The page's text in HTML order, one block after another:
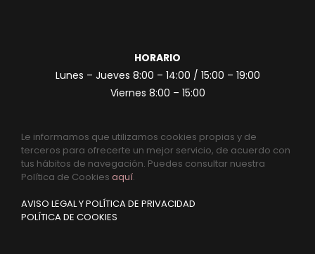
HORARIO
Lunes – Jueves 8:00 – 14:00 / 15:00 – 19:00
Viernes 8:00 – 15:00
Le informamos que utilizamos cookies propias y de
terceros para ofrecerte un mejor servicio, de acuerdo con
tus hábitos de navegación. Puedes consultar nuestra
Política de Cookies aquí.
AVISO LEGAL Y POLÍTICA DE PRIVACIDAD
POLÍTICA DE COOKIES